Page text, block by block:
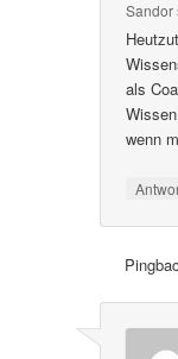
Sandor
als
wenn